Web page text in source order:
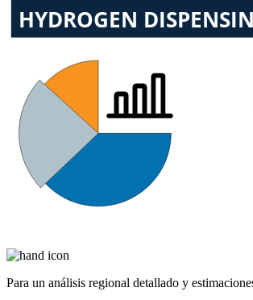
Para un análisis regional detallado y